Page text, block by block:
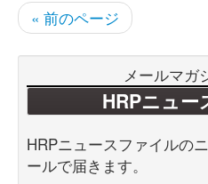
« 前のページ
メールマガ
HRPニュー
HRPニュースファイルの
ールで届きます。